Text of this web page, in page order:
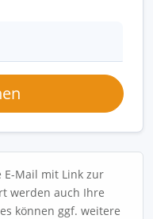
Mail mit Link zur
werden auch Ihre
können ggf. weitere